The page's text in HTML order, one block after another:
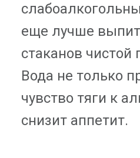
еще лучше
стаканов
Вода не только
чувство тяги к
снизит аппетит.